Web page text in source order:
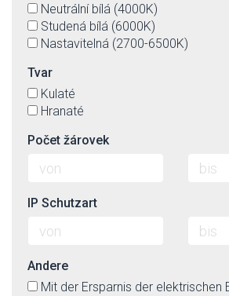
Neutrální bílá (4000K)
Studená bílá (6000K)
Nastavitelná (2700-6500K)
Tvar
Kulaté
Hranaté
Počet žárovek
IP Schutzart
Andere
Mit der Ersparnis der elektrischen